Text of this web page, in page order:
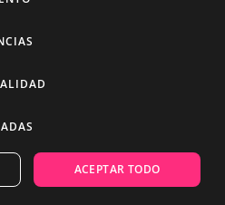
ACEPTAR TODO